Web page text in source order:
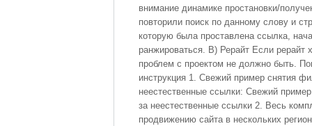
внимание динамике простановки/
повторили поиск по данному слову и
которую была проставлена ссылка,
ранжироваться. В) Рерайт Если рерайт
проблем с проектом не должно быть.
инструкция 1. Свежий пример снятия
неестественные ссылки: Свежий
за неестественные ссылки 2. Весь
продвижению сайта в нескольких